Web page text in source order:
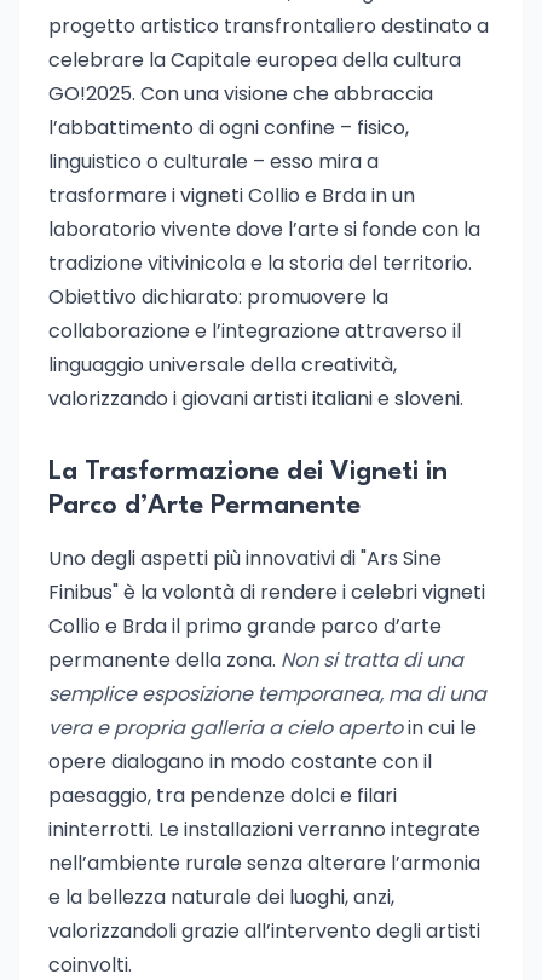
progetto artistico transfrontaliero destinato a
celebrare la Capitale europea della cultura
GO!2025. Con una visione che abbraccia
l’abbattimento di ogni confine – fisico,
linguistico o culturale – esso mira a
trasformare i vigneti Collio e Brda in un
laboratorio vivente dove l’arte si fonde con la
tradizione vitivinicola e la storia del territorio.
Obiettivo dichiarato: promuovere la
collaborazione e l’integrazione attraverso il
linguaggio universale della creatività,
valorizzando i giovani artisti italiani e sloveni.
La Trasformazione dei Vigneti in
Parco d’Arte Permanente
Uno degli aspetti più innovativi di "Ars Sine
Finibus" è la volontà di rendere i celebri vigneti
Collio e Brda il primo grande parco d’arte
permanente della zona. Non si tratta di una
semplice esposizione temporanea, ma di una
vera e propria galleria a cielo apertoin cui le
opere dialogano in modo costante con il
paesaggio, tra pendenze dolci e filari
ininterrotti. Le installazioni verranno integrate
nell’ambiente rurale senza alterare l’armonia
e la bellezza naturale dei luoghi, anzi,
valorizzandoli grazie all’intervento degli artisti
coinvolti.